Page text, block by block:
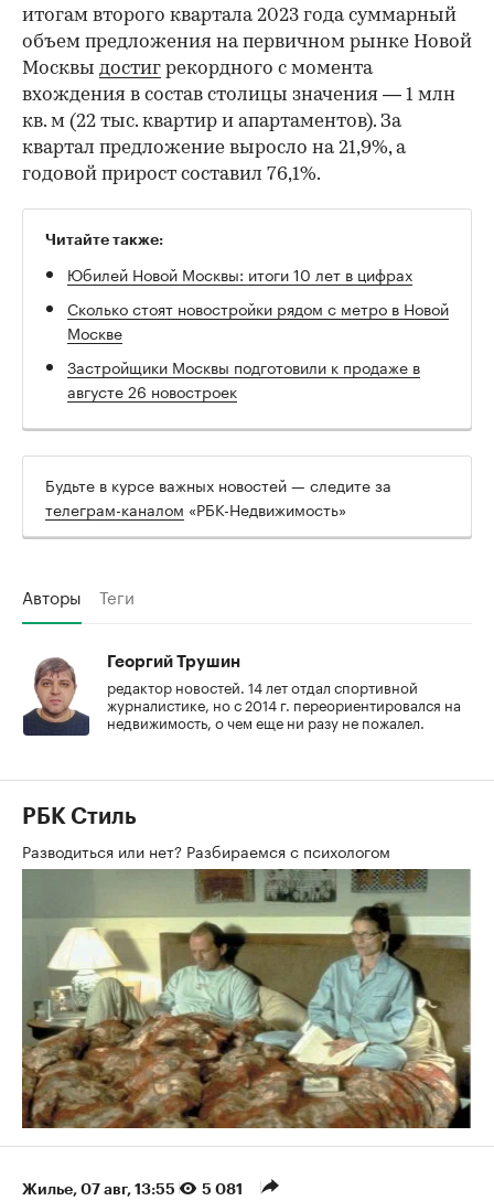
итогам второго квартала 2023 года суммарный
объем предложения на первичном рынке Новой
Москвы достиг рекордного с момента
вхождения в состав столицы значения — 1 млн
кв. м (22 тыс. квартир и апартаментов). За
квартал предложение выросло на 21,9%, а
годовой прирост составил 76,1%.
Читайте также:
Юбилей Новой Москвы: итоги 10 лет в цифрах
Сколько стоят новостройки рядом с метро в Новой
Москве
Застройщики Москвы подготовили к продаже в
августе 26 новостроек
Будьте в курсе важных новостей — следите за
телеграм-каналом «РБК-Недвижимость»
Авторы Теги
Георгий Трушин
редактор новостей. 14 лет отдал спортивной
журналистике, но с 2014 г. переориентировался на
недвижимость, о чем еще ни разу не пожалел.
РБК Стиль
Разводиться или нет? Разбираемся с психологом
Жилье 07 авг, 13:55 5 081